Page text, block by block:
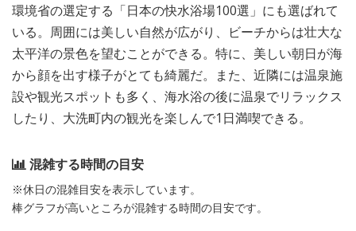
環境省の選定する「日本の快水浴場100選」にも選ばれて
いる。周囲には美しい自然が広がり、ビーチからは壮大な
太平洋の景色を望むことができる。特に、美しい朝日が海
から顔を出す様子がとても綺麗だ。また、近隣には温泉施
設や観光スポットも多く、海水浴の後に温泉でリラックス
したり、大洗町内の観光を楽しんで1日満喫できる。
混雑する時間の目安
※休日の混雑目安を表示しています。
棒グラフが高いところが混雑する時間の目安です。